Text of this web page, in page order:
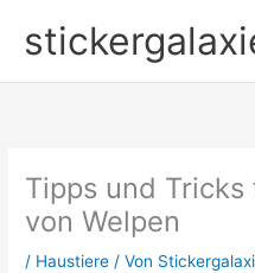
Inhalt
Tipps und
von Welpen
/ Haustiere / Von